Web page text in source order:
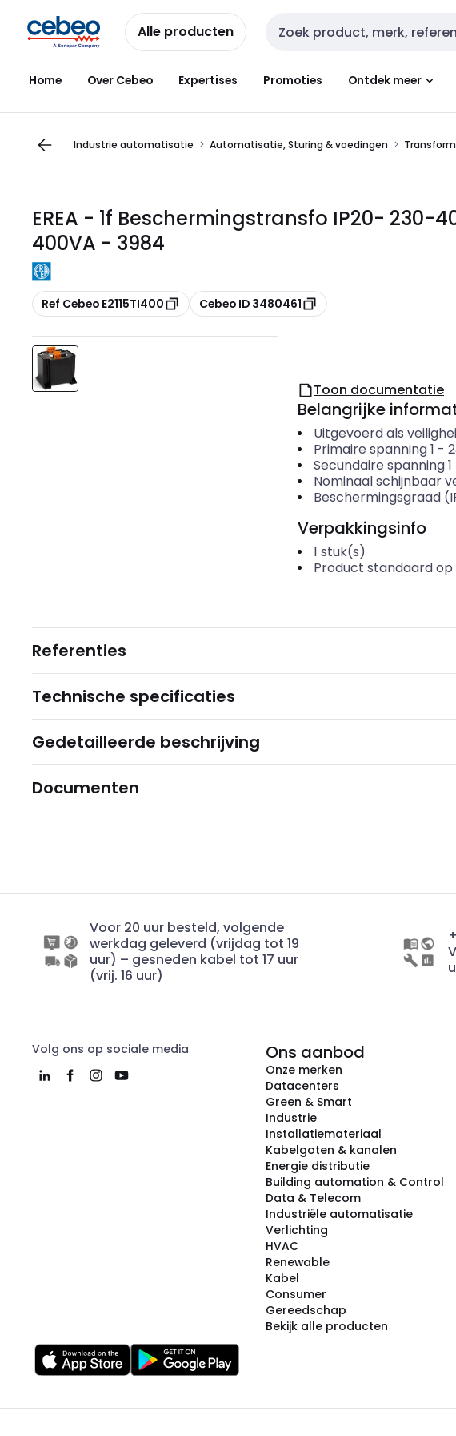
naar
navigatie
naar
inhoud
Alle producten Zoekveld invoer
Home Over Cebeo Expertises Promoties Ontdek meer
Industrie automatisatie Automatisatie, Sturing & voedingen
EREA - 1f Beschermingstransfo IP20- 230-
400VA - 3984
Kopiëren
Ref Cebeo E2115TI400 Kopiëren
Cebeo ID 3480461
Toon documentatie
Belangrijke
Uitgevoerd als
Primaire spanning 1 -
Secundaire spanning 1
Nominaal schijnbaar
Beschermingsgraad
Verpakkingsinfo
1 stuk(s)
Product standaard
Referenties
Technische specificaties
Gedetailleerde beschrijving
Documenten
Voor 20 uur besteld, volgende
werkdag geleverd (vrijdag tot 19
uur) – gesneden kabel tot 17 uur
(vrij. 16 uur)
Volg ons op sociale media Ons aanbod
Onze merken
Datacenters
Green & Smart
Industrie
Installatiemateriaal
Kabelgoten & kanalen
Energie distributie
Building automation & Control
Data & Telecom
Industriële automatisatie
Verlichting
HVAC
Renewable
Kabel
Consumer
Gereedschap
Bekijk alle producten